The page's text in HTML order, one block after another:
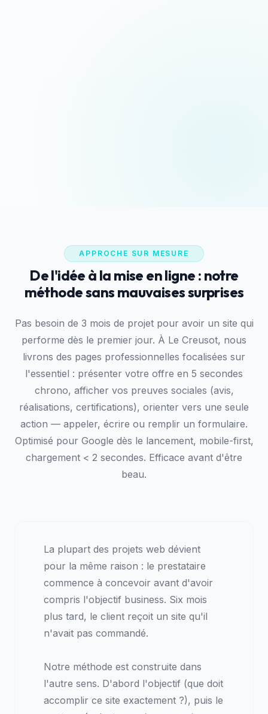
APPROCHE SUR MESURE
De l'idée à la mise en ligne : notre
méthode sans mauvaises surprises
Pas besoin de 3 mois de projet pour avoir un site qui
performe dès le premier jour. À Le Creusot, nous
livrons des pages professionnelles focalisées sur
l'essentiel : présenter votre offre en 5 secondes
chrono, afficher vos preuves sociales (avis,
réalisations, certifications), orienter vers une seule
action — appeler, écrire ou remplir un formulaire.
Optimisé pour Google dès le lancement, mobile-first,
chargement < 2 secondes. Efficace avant d'être
beau.
La plupart des projets web dévient
pour la même raison : le prestataire
commence à concevoir avant d'avoir
compris l'objectif business. Six mois
plus tard, le client reçoit un site qu'il
n'avait pas commandé.
Notre méthode est construite dans
l'autre sens. D'abord l'objectif (que doit
accomplir ce site exactement ?), puis le